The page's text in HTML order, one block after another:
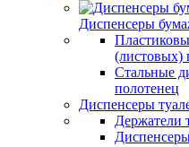
Диспенсеры
(листовых)
Стальные
полотенец
Диспенсеры
Держатели